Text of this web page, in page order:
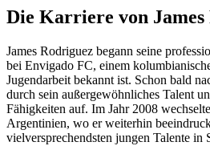
Die Karriere von James
James Rodriguez begann seine
bei Envigado FC, einem
Jugendarbeit bekannt ist. Schon bald
durch sein außergewöhnliches Talent
Fähigkeiten auf. Im Jahr 2008
Argentinien, wo er weiterhin
vielversprechendsten jungen Talente in